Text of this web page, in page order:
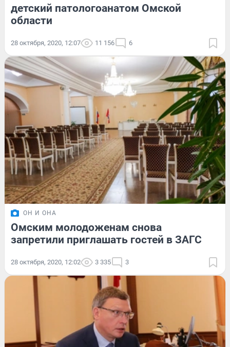
детский патологоанатом Омской
области
28 октября, 2020, 12:07 11 156 6
ОН И ОНА
Омским молодоженам снова
запретили приглашать гостей в ЗАГС
28 октября, 2020, 12:02 3 335 3